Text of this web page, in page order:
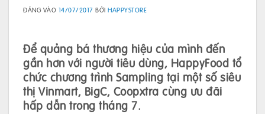
ĐĂNG VÀO 14/07/2017 BỞIHAPPYSTORE
Để quảng bá thương hiệu của mình đến
gần hơn với người tiêu dùng, HappyFood tổ
chức chương trình Sampling tại một số siêu
thị Vinmart, BigC, Coopxtra cùng ưu đãi
hấp dẫn trong tháng 7.